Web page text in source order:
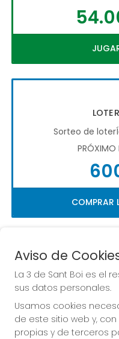
Sorteo de
PRÓXIMO
COMPRAR
Sorteo
PRÓXIMO
Aviso de
La 3 de Sant Boi es el
sus datos personales.
Usamos cookies
de este sitio web y,
propias y de terceros